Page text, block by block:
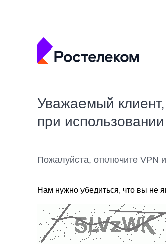
Уважаемый
при
Пожалуйста, отключите VPN
Нам нужно убедиться, что вы не